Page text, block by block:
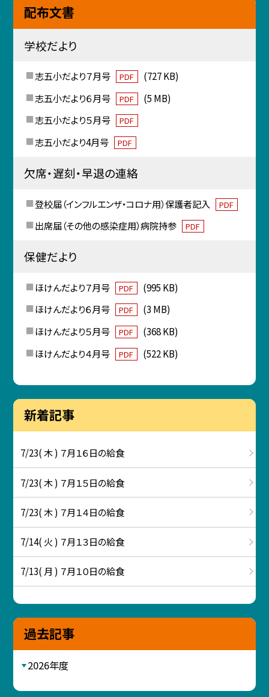
配布文書
学校だより
志五小だより７月号 PDF
(727 KB)
志五小だより６月号
PDF
(5 MB)
志五小だより５月号
PDF
志五小だより4月号 PDF
欠席・遅刻・早退の連絡
登校届（インフルエンザ・コロナ用）保護者記入 PDF
出席届（その他の感染症用）病院持参 PDF
保健だより
ほけんだより７月号 PDF
(995 KB)
ほけんだより６月号
PDF
(3 MB)
ほけんだより５月号
PDF
(368 KB)
ほけんだより４月号
PDF (522 KB)
新着記事
7/23( 木 ) ７月１６日の給食
7/23( 木 ) ７月１５日の給食
7/23( 木 ) ７月１４日の給食
7/14( 火 ) ７月１３日の給食
7/13( 月 ) ７月１０日の給食
過去記事
2026年度